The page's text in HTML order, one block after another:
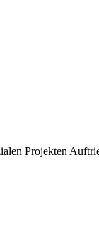
Projekten